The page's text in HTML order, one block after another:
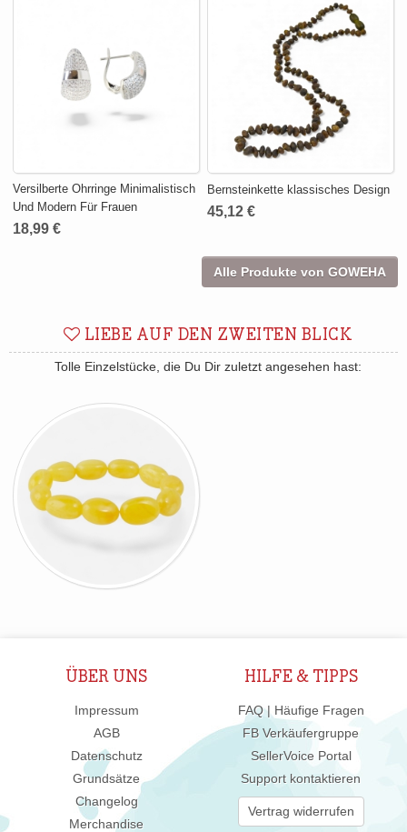
Versilberte Ohrringe Minimalistisch
Und Modern Für Frauen
18,99 €
Bernsteinkette klassisches Design
45,12 €
Alle Produkte von GOWEHA
LIEBE AUF DEN ZWEITEN BLICK
Tolle Einzelstücke, die Du Dir zuletzt angesehen hast:
ÜBER UNS
Impressum
AGB
Datenschutz
Grundsätze
Changelog
Merchandise
HILFE & TIPPS
FAQ | Häufige Fragen
FB Verkäufergruppe
SellerVoice Portal
Support kontaktieren
Vertrag widerrufen